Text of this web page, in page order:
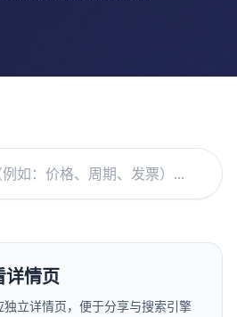
详情页
独立详情页，便于分享与搜索引擎